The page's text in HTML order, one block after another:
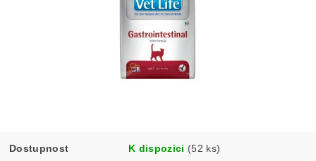
Dostupnost K dispozici (52 ks)